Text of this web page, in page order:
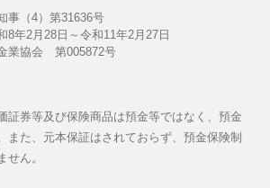
事（4）第31636号
8年2月28日～令和11年2月27日
業協会 第005872号
証券等及び保険商品は預金等ではなく、預金
また、元本保証はされておらず、預金保険制
せん。